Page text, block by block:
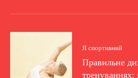
Я спортивний
Правильне